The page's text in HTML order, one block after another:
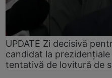
UPDATE Zi decisivă
candidat la
tentativă de lovitură de